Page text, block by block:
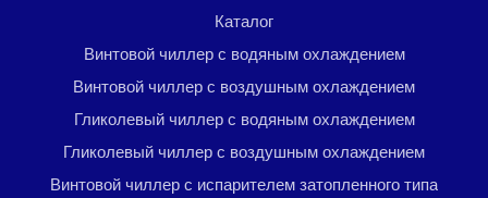
Каталог
Винтовой чиллер с водяным охлаждением
Винтовой чиллер с воздушным охлаждением
Гликолевый чиллер с водяным охлаждением
Гликолевый чиллер с воздушным охлаждением
Винтовой чиллер с испарителем затопленного типа